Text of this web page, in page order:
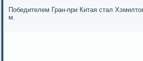
Победителем Гран-при Китая стал
м.